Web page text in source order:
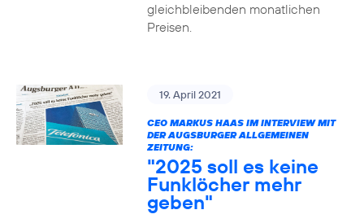
gleichbleibenden monatlichen
Preisen.
19. April 2021
CEO MARKUS HAAS IM INTERVIEW MIT
DER AUGSBURGER ALLGEMEINEN
ZEITUNG:
"2025 soll es keine
Funklöcher mehr
geben"